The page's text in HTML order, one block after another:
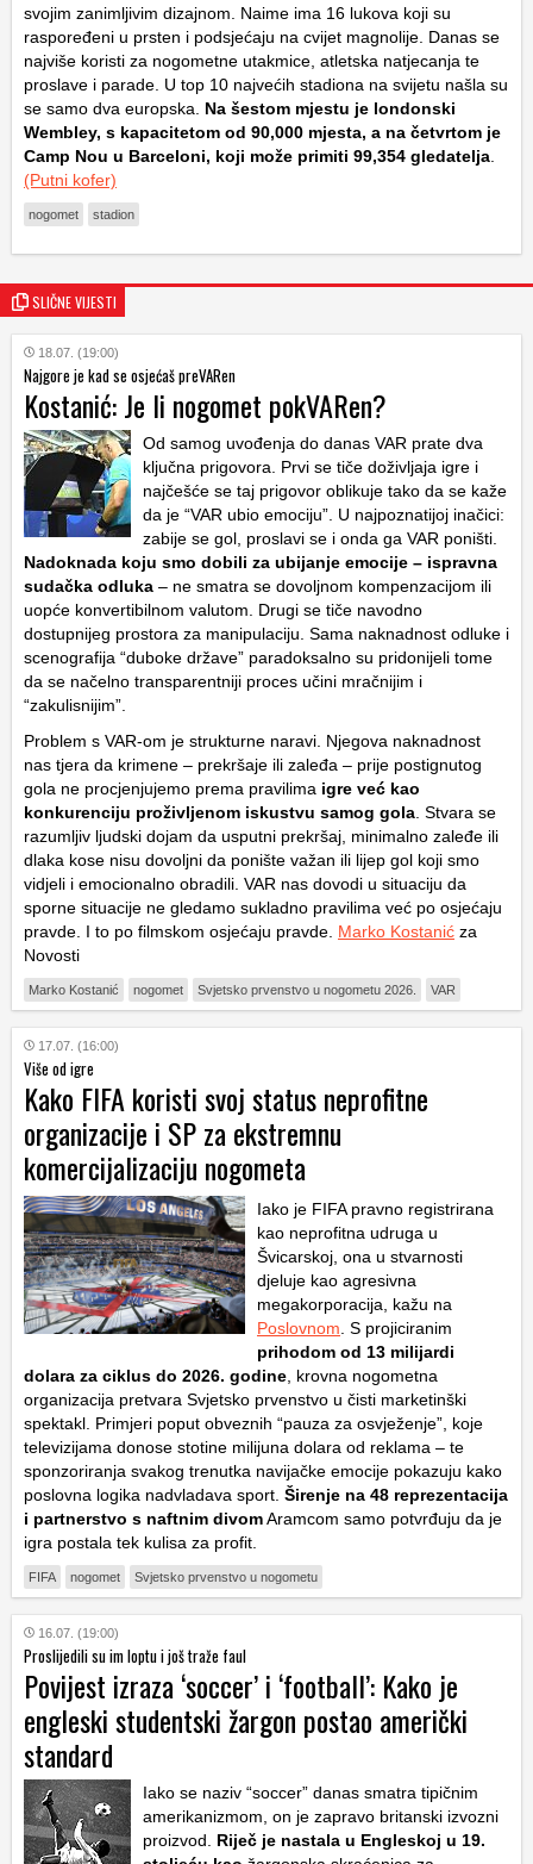
svojim zanimljivim dizajnom. Naime ima 16 lukova koji su
raspoređeni u prsten i podsjećaju na cvijet magnolije. Danas se
najviše koristi za nogometne utakmice, atletska natjecanja te
proslave i parade. U top 10 najvećih stadiona na svijetu našla su
se samo dva europska. Na šestom mjestu je londonski
Wembley, s kapacitetom od 90,000 mjesta, a na četvrtom je
Camp Nou u Barceloni, koji može primiti 99,354 gledatelja
(Putni kofer)
nogomet stadion
SLIČNE VIJESTI
18.07. (19:00)
Najgore je kad se osjećaš preVARen
Kostanić: Je li nogomet pokVARen?
Od samog uvođenja do danas VAR prate dva
ključna prigovora. Prvi se tiče doživljaja igre i
najčešće se taj prigovor oblikuje tako da se kaže
da je “VAR ubio emociju”. U najpoznatijoj inačici:
zabije se gol, proslavi se i onda ga VAR poništi.
Nadoknada koju smo dobili za ubijanje emocije – ispravna
sudačka odluka – ne smatra se dovoljnom kompenzacijom ili
uopće konvertibilnom valutom. Drugi se tiče navodno
dostupnijeg prostora za manipulaciju. Sama naknadnost odluke i
scenografija “duboke države” paradoksalno su pridonijeli tome
da se načelno transparentniji proces učini mračnijim i
“zakulisnijim”.
Problem s VAR-om je strukturne naravi. Njegova naknadnost
nas tjera da krimene – prekršaje ili zaleđa – prije postignutog
gola ne procjenjujemo prema pravilima igre već kao
konkurenciju proživljenom iskustvu samog gola . Stvara se
razumljiv ljudski dojam da usputni prekršaj, minimalno zaleđe ili
dlaka kose nisu dovoljni da ponište važan ili lijep gol koji smo
vidjeli i emocionalno obradili. VAR nas dovodi u situaciju da
sporne situacije ne gledamo sukladno pravilima već po osjećaju
pravde. I to po filmskom osjećaju pravde. Marko Kostanić za
Novosti
Marko Kostanić nogomet Svjetsko prvenstvo u nogometu 2026. VAR
17.07. (16:00)
Više od igre
Kako FIFA koristi svoj status neprofitne
organizacije i SP za ekstremnu
komercijalizaciju nogometa
Iako je FIFA pravno registrirana
kao neprofitna udruga u
Švicarskoj, ona u stvarnosti
djeluje kao agresivna
megakorporacija, kažu na
Poslovnom . S projiciranim
prihodom od 13 milijardi
dolara za ciklus do 2026. godine , krovna nogometna
organizacija pretvara Svjetsko prvenstvo u čisti marketinški
spektakl. Primjeri poput obveznih “pauza za osvježenje”, koje
televizijama donose stotine milijuna dolara od reklama – te
sponzoriranja svakog trenutka navijačke emocije pokazuju kako
poslovna logika nadvladava sport. Širenje na 48 reprezentacija
i partnerstvo s naftnim divomAramcom samo potvrđuju da je
igra postala tek kulisa za profit.
FIFA nogomet Svjetsko prvenstvo u nogometu
16.07. (19:00)
Proslijedili su im loptu i još traže faul
Povijest izraza ‘soccer’ i ‘football’: Kako je
engleski studentski žargon postao američki
standard
Iako se naziv “soccer” danas smatra tipičnim
amerikanizmom, on je zapravo britanski izvozni
proizvod.
Riječ je nastala u Engleskoj u 19.